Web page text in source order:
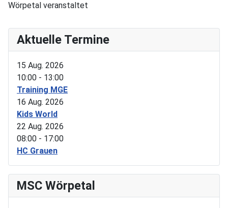
Wörpetal veranstaltet
Aktuelle Termine
15 Aug. 2026
10:00 - 13:00
Training MGE
16 Aug. 2026
Kids World
22 Aug. 2026
08:00 - 17:00
HC Grauen
MSC Wörpetal